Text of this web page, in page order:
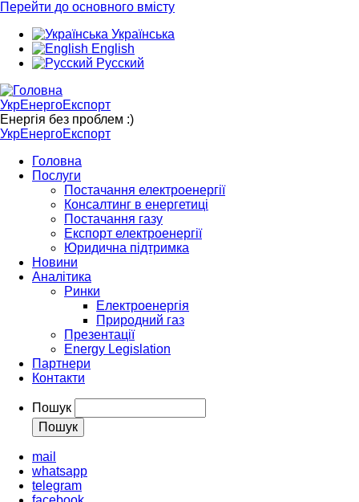
Перейти до основного вмісту
Українська
English
Русский
УкрЕнергоЕкспорт
Енергія без проблем :)
УкрЕнергоЕкспорт
Головна
Послуги
Постачання електроенергії
Консалтинг в енергетиці
Постачання газу
Експорт електроенергії
Юридична підтримка
Новини
Аналітика
Ринки
Електроенергія
Природний газ
Презентації
Energy Legislation
Партнери
Контакти
Пошук
mail
whatsapp
telegram